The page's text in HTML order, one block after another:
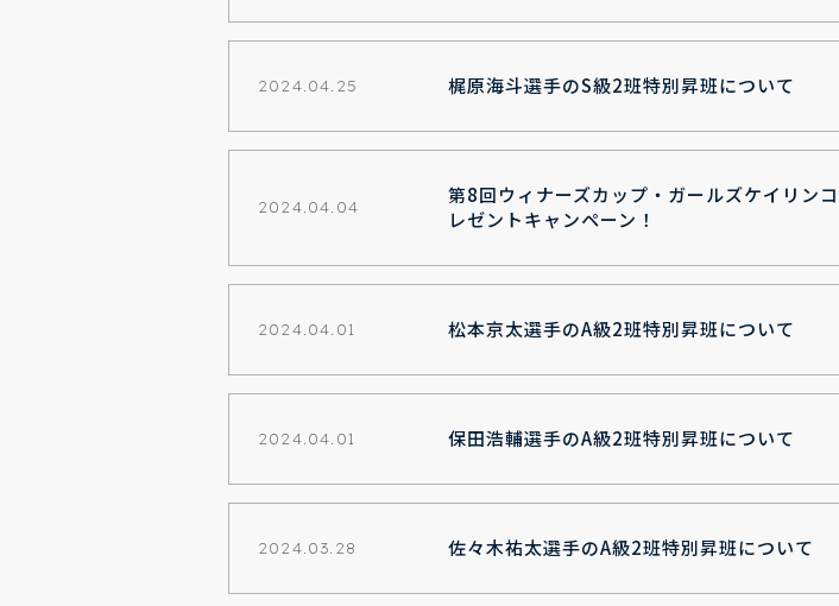
2024.04.25 梶原海斗選手のS級2班特別昇班について
2024.04.04
第8回ウィナーズカップ・ガールズケイリン
レゼントキャンペーン！
2024.04.01 松本京太選手のA級2班特別昇班について
2024.04.01 保田浩輔選手のA級2班特別昇班について
2024.03.28 佐々木祐太選手のA級2班特別昇班について